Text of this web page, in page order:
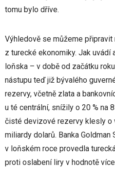
tomu bylo dříve.
Výhledově se můžeme
z turecké ekonomiky. Jak uvádí
loňska – v době od začátku
nástupu teď již bývalého
rezervy, včetně zlata a
u té centrální, snížily o 20 % na
čisté devizové rezervy klesly o
miliardy dolarů. Banka Goldman
v loňském roce provedla
proti oslabení liry v hodnotě